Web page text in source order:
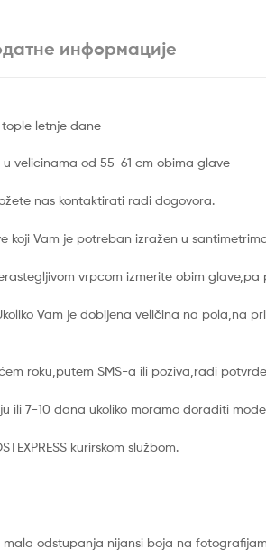
информације
letnje dane
velicinama od 55-61 cm obima glave
nas kontaktirati radi dogovora.
koji Vam je potreban izražen u
vrpcom izmerite obim
Vam je dobijena veličina na pola,na
roku,putem SMS-a ili poziva,radi
ili 7-10 dana ukoliko moramo doraditi
kurirskom službom.
odstupanja nijansi boja na